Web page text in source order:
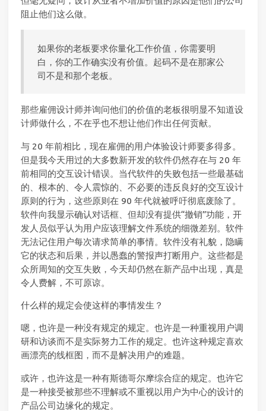
阻止他们这么做。
如果你的老板要求你量化工作价值，你需要明
白，你的工作确实没有价值。起码不是在那家公
司不是和那个老板。
那些雇佣设计师并询问他们的价值的老板很明显不知道设
计师做什么，不在乎也不想让他们作出任何贡献。
与 20 年前相比，现在雇佣的用户体验设计师要多得多。
但是我今天用过的大多数新开发的软件仍然存在与 20 年
前相同的交互设计错误。当代软件的失败包括一些最基础
的、根本的、令人震惊的、不必要的违反良好的交互设计
原则的行为，这些原则在 90 年代就被呼吁彻底废除了。
软件向我显示确认对话框、但却没有提供“撤销”功能，开
发人员似乎认为用户应该理解文件系统的细微差别。软件
无法记住用户每次请求简单的事情。软件没有礼貌，隐瞒
它的状态和后果，并以愚蠢的警报声打断用户。这些都是
众所周知的交互失败，今天却仍然在新产品中出现，真是
令人费解，不可原谅。
什么样的规定会使这样的事情发生？
嗯，也许是一种没有规定的规定。也许是一种重视用户调
研和访谈而不是实际努力工作的规定。也许这种规定喜欢
画漂亮的线框图，而不是解决用户的难题。
或许，也许这是一种有斯德哥尔摩综合症的规定。也许它
是一种接受被那些不理解或不重视以用户为中心的设计的
产品公司边缘化的规定。